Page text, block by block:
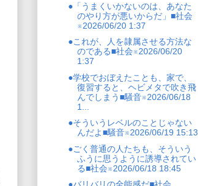
●「うまくいかないのは、あなた
のやり方が悪いからだ」■社会
※2026/06/20 1:37
●これが、人を隷属させる方法な
のである■社会※2026/06/20
1:37
●学校でおぼえたことも、家で、
復習すると、ヘビメタで吹き飛
んでしまう■騒音※2026/06/18
1...
●そういうレベルのことじゃない
んだよ■騒音※2026/06/19 15:13
●ごく普通の人たちも、そういう
ふうに思うように誘導されてい
る■社会※2026/06/18 18:45